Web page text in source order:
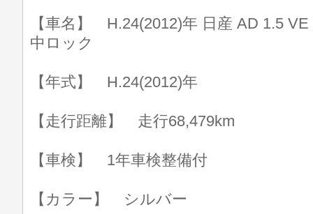
【車名】 H.24(2012)年 日産 AD 1.5
中ロック
【年式】 H.24(2012)年
【走行距離】 走行68,479km
【車検】 1年車検整備付
【カラー】 シルバー